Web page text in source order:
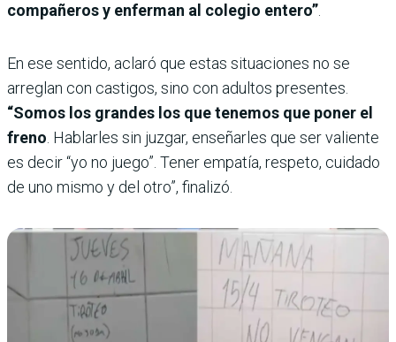
compañeros y enferman al colegio entero”
En ese sentido, aclaró que estas situaciones no se
arreglan con castigos, sino con adultos presentes.
“Somos los grandes los que tenemos que poner el
freno . Hablarles sin juzgar, enseñarles que ser valiente
es decir “yo no juego”. Tener empatía, respeto, cuidado
de uno mismo y del otro”, finalizó.